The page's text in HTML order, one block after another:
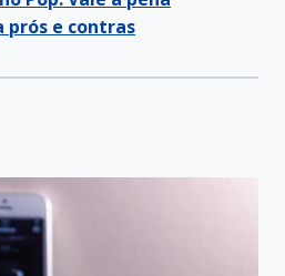
prós e contras